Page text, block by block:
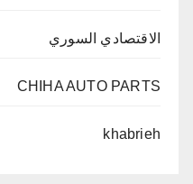
الاقتصادي السوري
CHIHA AUTO PARTS
khabrieh